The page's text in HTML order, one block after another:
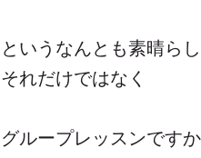
というなんとも素晴ら
それだけではなく
グループレッスンです